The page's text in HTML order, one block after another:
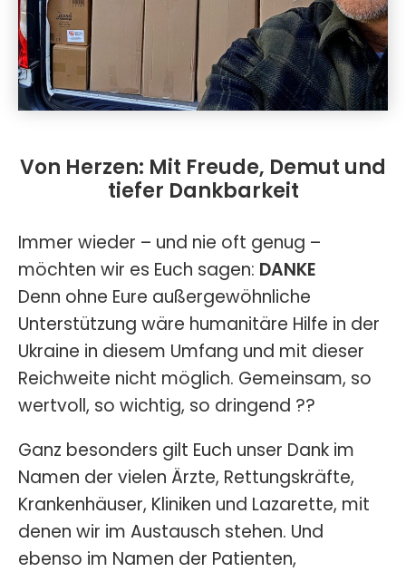
Von Herzen: Mit Freude, Demut und
tiefer Dankbarkeit
Immer wieder – und nie oft genug –
möchten wir es Euch sagen: DANKE
Denn ohne Eure außergewöhnliche
Unterstützung wäre humanitäre Hilfe in der
Ukraine in diesem Umfang und mit dieser
Reichweite nicht möglich. Gemeinsam, so
wertvoll, so wichtig, so dringend ??
Ganz besonders gilt Euch unser Dank im
Namen der vielen Ärzte, Rettungskräfte,
Krankenhäuser, Kliniken und Lazarette, mit
denen wir im Austausch stehen. Und
ebenso im Namen der Patienten,